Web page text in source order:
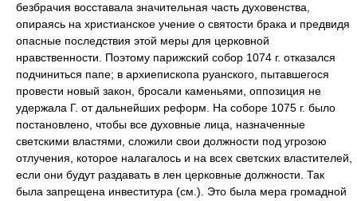
безбрачия восставала значительная часть духовенства,
опираясь на христианское учение о святости брака и предвидя
опасные последствия этой меры для церковной
нравственности. Поэтому парижский собор 1074 г. отказался
подчиниться папе; в архиепископа руанского, пытавшегося
провести новый закон, бросали каменьями, оппозиция не
удержала Г. от дальнейших реформ. На соборе 1075 г. было
постановлено, чтобы все духовные лица, назначенные
светскими властями, сложили свои должности под угрозою
отлучения, которое налагалось и на всех светских властителей,
если они будут раздавать в лен церковные должности. Так
была запрещена инвеститура (см.). Это была мера громадной